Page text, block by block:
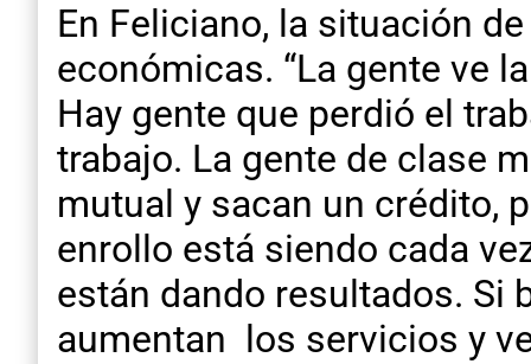
En Feliciano, la situación
económicas. “La gente ve
Hay gente que perdió el
trabajo. La gente de clase
mutual y sacan un crédito,
enrollo está siendo cada
están dando resultados. Si
aumentan los servicios y